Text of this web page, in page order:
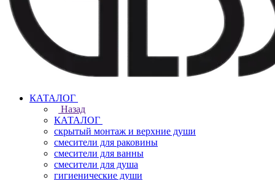
КАТАЛОГ
Назад
КАТАЛОГ
скрытый монтаж и верхние души
смесители для раковины
смесители для ванны
смесители для душа
гигиенические души